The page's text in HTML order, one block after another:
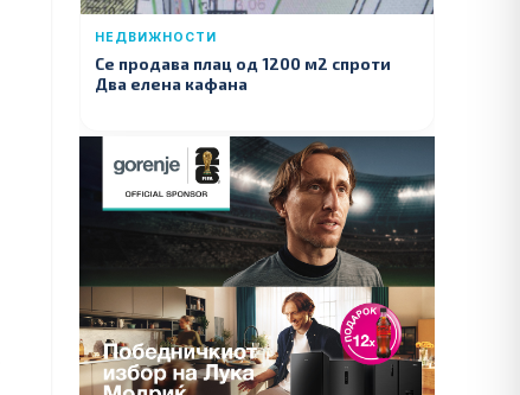
НЕДВИЖНОСТИ
Се продава плац од 1200 м2 спроти
Два елена кафана